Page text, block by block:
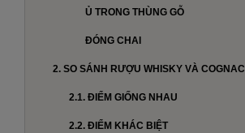
Ủ TRONG THÙNG GỖ
ĐÓNG CHAI
2. SO SÁNH RƯỢU WHISKY VÀ COGNAC
2.1. ĐIỂM GIỐNG NHAU
2.2. ĐIỂM KHÁC BIỆT